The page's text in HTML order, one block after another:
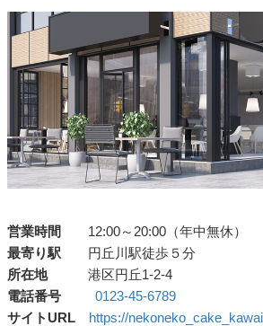
営業時間
12:00～20:00（年中無休）
最寄り駅 円丘川駅徒歩５分
所在地港区円丘1-2-4
電話番号
0123-45-6789
サイトURL https://